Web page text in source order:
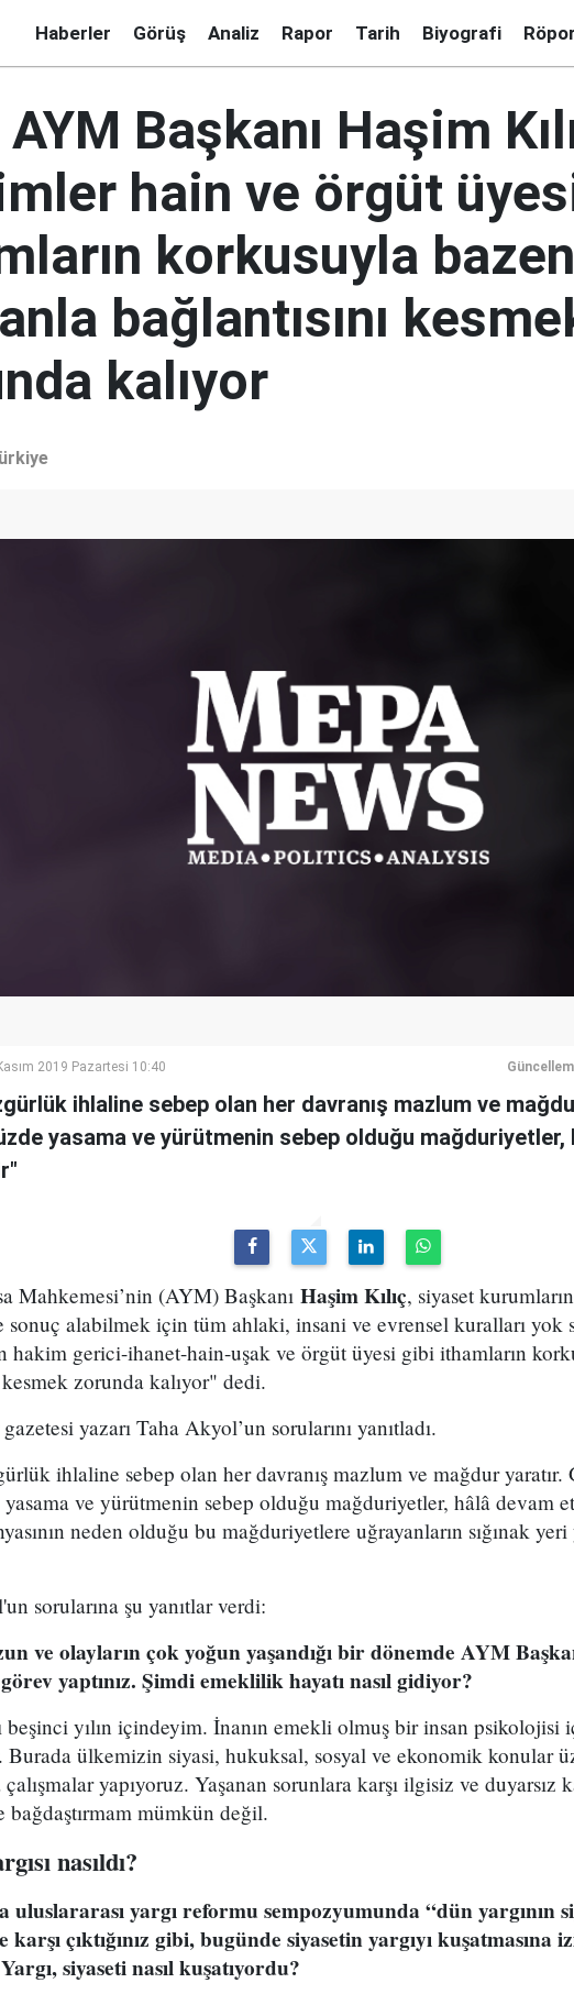
Haberler Görüş Analiz Rapor Tarih Biyografi
Başkanı Haşim
hain ve örgüt
korkusuyla bazen
bağlantısını
kalıyor
2019 Pazartesi 10:40
ihlaline sebep olan her davranış mazlum ve
yasama ve yürütmenin sebep olduğu mağduriyetler,
Mahkemesi’nin (AYM) Başkanı Haşim Kılıç, siyaset
alabilmek için tüm ahlaki, insani ve evrensel kuralları yok
hakim gerici-ihanet-hain-uşak ve örgüt üyesi gibi ithamların
kesmek zorunda kalıyor" dedi.
yazarı Taha Akyol’un sorularını yanıtladı.
ihlaline sebep olan her davranış mazlum ve mağdur yaratır.
ve yürütmenin sebep olduğu mağduriyetler, hâlâ devam
neden olduğu bu mağduriyetlere uğrayanların sığınak
sorularına şu yanıtlar verdi:
ve olayların çok yoğun yaşandığı bir dönemde AYM
yaptınız. Şimdi emeklilik hayatı nasıl gidiyor?
beşinci yılın içindeyim. İnanın emekli olmuş bir insan
ülkemizin siyasi, hukuksal, sosyal ve ekonomik konular
yapıyoruz. Yaşanan sorunlara karşı ilgisiz ve duyarsız
bağdaştırmam mümkün değil.
nasıldı?
uluslararası yargı reformu sempozyumunda “dün yargının
çıktığınız gibi, bugünde siyasetin yargıyı kuşatmasına
siyaseti nasıl kuşatıyordu?